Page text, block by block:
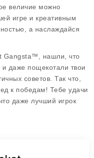
величие можно
игре и креативным
а наслаждайся
Gangsta™, нашли, что
даже пощекотали твои
советов. Так что,
к победам! Тебе удачи
даже лучший игрок